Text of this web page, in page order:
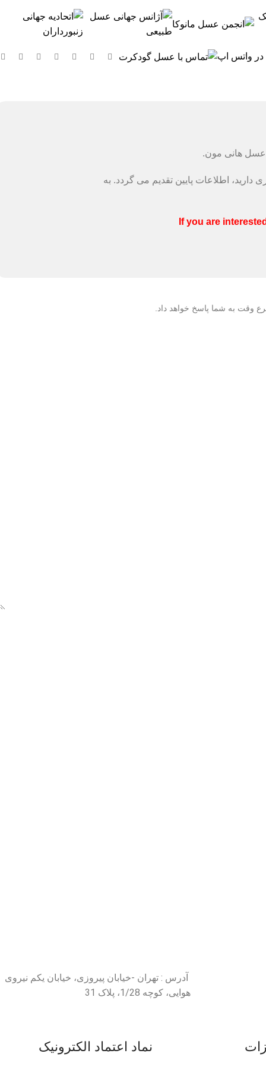
در واتس اپ
عسل هانی مون.
اطلاعات پایین تقدیم می گردد. به
If you are
وقت به شما پاسخ خواهد داد.
آدرس : تهران -خیابان پیروزی، خیابان یکم نیروی
هوایی، کوچه 1/28، پلاک 31
نماد اعتماد الکترونیک